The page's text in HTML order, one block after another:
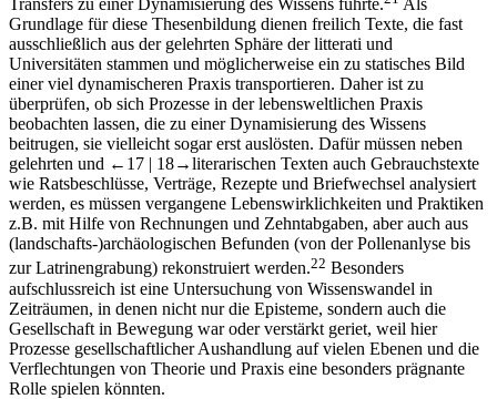
Transfers zu einer Dynamisierung des Wissens führte.
Als
Grundlage für diese Thesenbildung dienen freilich Texte, die fast
ausschließlich aus der gelehrten Sphäre derlitterati und
Universitäten stammen und möglicherweise ein zu statisches Bild
einer viel dynamischeren Praxis transportieren. Daher ist zu
überprüfen, ob sich Prozesse in der lebensweltlichen Praxis
beobachten lassen, die zu einer Dynamisierung des Wissens
beitrugen, sie vielleicht sogar erst auslösten. Dafür müssen neben
gelehrten und ←17 | 18→literarischen Texten auch Gebrauchstexte
wie Ratsbeschlüsse, Verträge, Rezepte und Briefwechsel analysiert
werden, es müssen vergangene Lebenswirklichkeiten und Praktiken
z.B. mit Hilfe von Rechnungen und Zehntabgaben, aber auch aus
(landschafts-)archäologischen Befunden (von der Pollenanlyse bis
zur Latrinengrabung) rekonstruiert werden.22 Besonders
aufschlussreich ist eine Untersuchung von Wissenswandel in
Zeiträumen, in denen nicht nur die Episteme, sondern auch die
Gesellschaft in Bewegung war oder verstärkt geriet, weil hier
Prozesse gesellschaftlicher Aushandlung auf vielen Ebenen und die
Verflechtungen von Theorie und Praxis eine besonders prägnante
Rolle spielen könnten.